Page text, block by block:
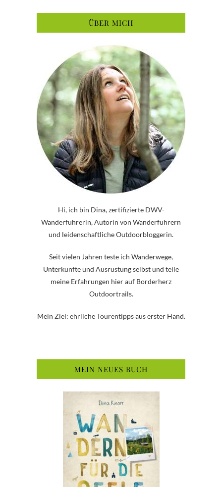
ÜBER MICH
Hi, ich bin Dina, zertifizierte DWV-
Wanderführerin, Autorin von Wanderführern
und leidenschaftliche Outdoorbloggerin.
Seit vielen Jahren teste ich Wanderwege,
Unterkünfte und Ausrüstung selbst und teile
meine Erfahrungen hier auf Borderherz
Outdoortrails.
Mein Ziel: ehrliche Tourentipps aus erster Hand.
MEIN NEUES BUCH